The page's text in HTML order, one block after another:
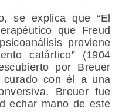
se explica que “El
que Freud
proviene
catártico” (1904
por Breuer
con él a una
Breuer fue
echar mano de este